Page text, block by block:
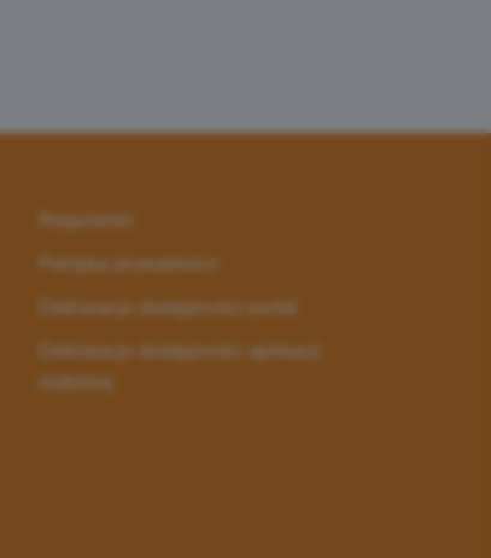
Regulamin
Polityka prywatności
Deklaracja dostępności portal
Deklaracja dostępności aplikacji
mobilnej